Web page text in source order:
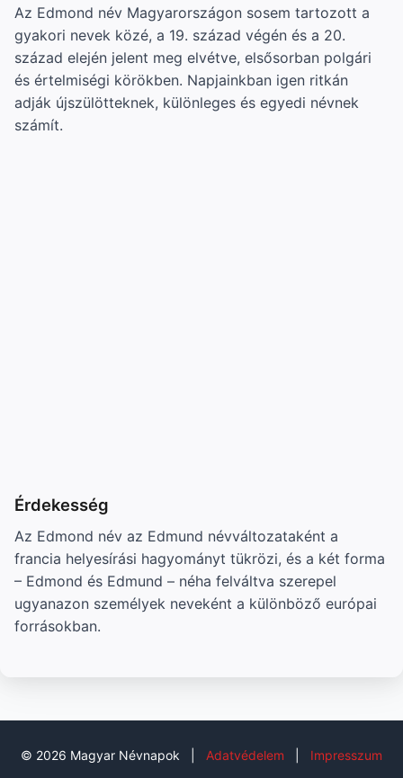
Az Edmond név Magyarországon sosem tartozott a
gyakori nevek közé, a 19. század végén és a 20.
század elején jelent meg elvétve, elsősorban polgári
és értelmiségi körökben. Napjainkban igen ritkán
adják újszülötteknek, különleges és egyedi névnek
számít.
Érdekesség
Az Edmond név az Edmund névváltozataként a
francia helyesírási hagyományt tükrözi, és a két forma
– Edmond és Edmund – néha felváltva szerepel
ugyanazon személyek neveként a különböző európai
forrásokban.
© 2026 Magyar Névnapok Adatvédelem Impresszum